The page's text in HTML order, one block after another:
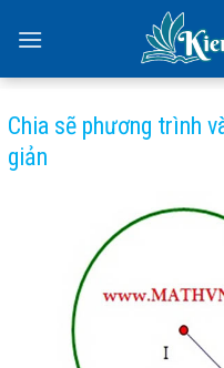
Chia sẽ phương trình
giản